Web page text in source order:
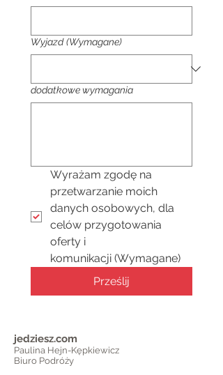
Wyjazd (Wymagane)
dodatkowe wymagania
Wyrażam zgodę na
przetwarzanie moich
danych osobowych, dla
celów przygotowania
oferty i
komunikacji (Wymagane)
Prześlij
jedziesz.com
Paulina Hejn-Kępkiewicz
Biuro Podróży